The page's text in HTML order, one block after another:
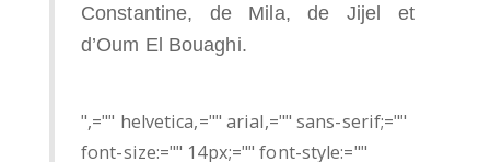
Constantine, de Mila, de Jijel et
d’Oum El Bouaghi.
",="" helvetica,="" arial,="" sans-serif;=""
font-size:="" 14px;="" font-style:=""